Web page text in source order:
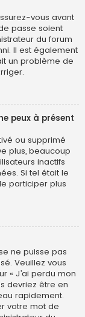
vous avant
passe soient
du forum
Il est également
un problème de
peux à présent
ou supprimé
plus, beaucoup
inactifs
Si tel était le
participer plus
ne puisse pas
Veuillez vous
« J’ai perdu mon
devriez être en
rapidement.
votre mot de